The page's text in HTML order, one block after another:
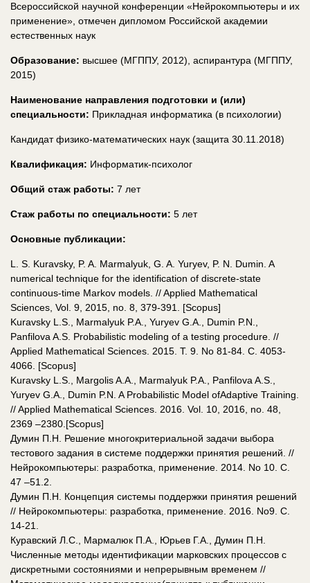
Всероссийской научной конференции «Нейрокомпьютеры и их
применение», отмечен дипломом Российской академии
естественных наук
Образование: высшее (МГППУ, 2012), аспирантура (МГППУ,
2015)
Наименование направления подготовки и (или)
специальности: Прикладная информатика (в психологии)
Кандидат физико-математических наук (защита 30.11.2018)
Квалификация: Информатик-психолог
Общий стаж работы: 7 лет
Стаж работы по специальности: 5 лет
Основные публикации:
L. S. Kuravsky, P. A. Marmalyuk, G. A. Yuryev, P. N. Dumin. A
numerical technique for the identification of discrete-state
continuous-time Markov models. // Applied Mathematical
Sciences, Vol. 9, 2015, no. 8, 379-391. [Scopus]
Kuravsky L.S., Marmalyuk P.A., Yuryev G.A., Dumin P.N.,
Panfilova A.S. Probabilistic modeling of a testing procedure. //
Applied Mathematical Sciences. 2015. Т. 9. No 81-84. С. 4053-
4066. [Scopus]
Kuravsky L.S., Margolis A.A., Marmalyuk P.A., Panfilova A.S.,
Yuryev G.A., Dumin P.N. A Probabilistic Model ofAdaptive Training.
// Applied Mathematical Sciences. 2016. Vol. 10, 2016, no. 48,
2369 –2380.[Scopus]
Думин П.Н. Решение многокритериальной задачи выбора
тестового задания в системе поддержки принятия решений. //
Нейрокомпьютеры: разработка, применение. 2014. No 10. С.
47 –51.2.
Думин П.Н. Концепция системы поддержки принятия решений
// Нейрокомпьютеры: разработка, применение. 2016. No9. С.
14-21.
Куравский Л.С., Мармалюк П.А., Юрьев Г.А., Думин П.Н.
Численные методы идентификации марковских процессов с
дискретными состояниями и непрерывным временем //